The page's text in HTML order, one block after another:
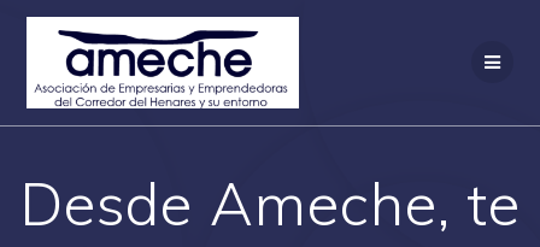
Saltar
Desde Ameche, te